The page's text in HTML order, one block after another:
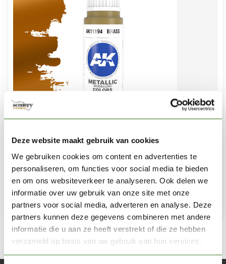
Deze website maakt gebruik van cookies
We gebruiken cookies om content en advertenties te
personaliseren, om functies voor social media te bieden
en om ons websiteverkeer te analyseren. Ook delen we
informatie over uw gebruik van onze site met onze
partners voor social media, adverteren en analyse. Deze
partners kunnen deze gegevens combineren met andere
informatie die u aan ze heeft verstrekt of die ze hebben
verzameld op basis van uw gebruik van hun services.
Brass Metallic Modelling Colors - 17ml - AK11194
€2,75
Op voorraad